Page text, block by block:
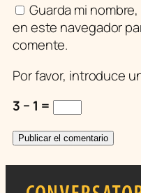
Guarda mi
en este navegador
comente.
Por favor, introduce
3 − 1 =